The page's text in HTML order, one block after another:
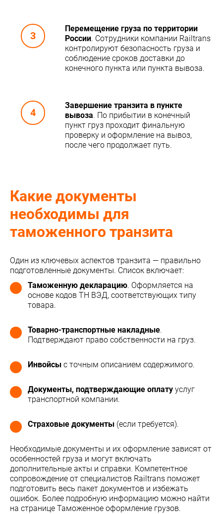
Перемещение груза по территории
России. Сотрудники компании Railtrans
контролируют безопасность груза и
соблюдение сроков доставки до
конечного пункта или пункта вывоза.
Завершение транзита в пункте
вывоза. По прибытии в конечный
пункт груз проходит финальную
проверку и оформление на вывоз,
после чего продолжает путь.
Какие документы
необходимы для
таможенного транзита
Один из ключевых аспектов транзита — правильно
подготовленные документы. Список включает:
Таможенную декларацию. Оформляется на
основе кодов ТН ВЭД, соответствующих типу
товара.
Товарно-транспортные накладные.
Подтверждают право собственности на груз.
Инвойсы с точным описанием содержимого.
Документы, подтверждающие оплату услуг
транспортной компании.
Страховые документы (если требуется).
Необходимые документы и их оформление зависят от
особенностей груза и могут включать
дополнительные акты и справки. Компетентное
сопровождение от специалистов Railtrans поможет
подготовить весь пакет документов и избежать
ошибок. Более подробную информацию можно найти
на странице Таможенное оформление грузов.